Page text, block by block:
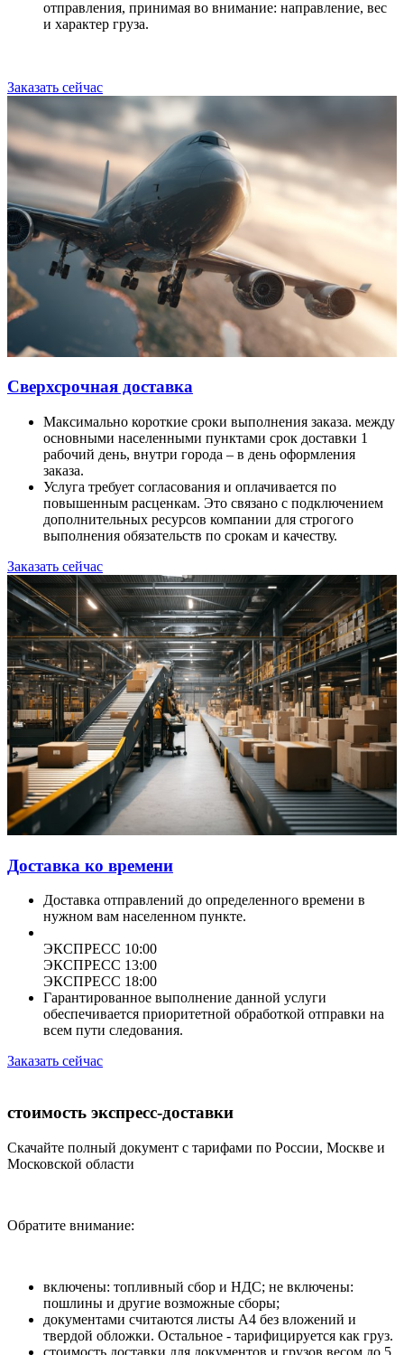
отправления, принимая во внимание: направление, вес
и характер груза.
Заказать сейчас
Сверхсрочная доставка
Максимально короткие сроки выполнения заказа. между
основными населенными пунктами срок доставки 1
рабочий день, внутри города – в день оформления
заказа.
Услуга требует согласования и оплачивается по
повышенным расценкам. Это связано с подключением
дополнительных ресурсов компании для строгого
выполнения обязательств по срокам и качеству.
Заказать сейчас
Доставка ко времени
Доставка отправлений до определенного времени в
нужном вам населенном пункте.
ЭКСПРЕСС 10:00
ЭКСПРЕСС 13:00
ЭКСПРЕСС 18:00
Гарантированное выполнение данной услуги
обеспечивается приоритетной обработкой отправки на
всем пути следования.
Заказать сейчас
стоимость экспресс-доставки
Скачайте полный документ с тарифами по России, Москве и
Московской области
Обратите внимание:
включены: топливный сбор и НДС; не включены:
пошлины и другие возможные сборы;
документами считаются листы А4 без вложений и
твердой обложки. Остальное - тарифицируется как груз.
стоимость доставки для документов и грузов весом до 5